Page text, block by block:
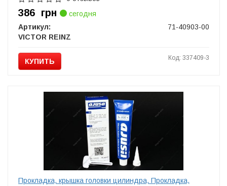
386 грн
сегодня
Артикул:
71-40903-00
VICTOR REINZ
КУПИТЬ Код: 337409-3
Прокладка, крышка головки цилиндра, Прокладка,